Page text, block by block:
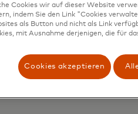
Cookies wir auf dieser Website
indem Sie den Link "Cookies
als Button und nicht als Link
mit Ausnahme derjenigen, die für
Cookies akzeptieren